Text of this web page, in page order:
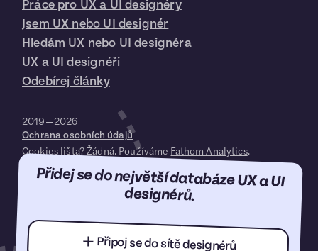
Práce pro UX a UI designéry
Jsem UX nebo UI designér
Hledám UX nebo UI designéra
UX a UI designéři
Odebírej články
2019—2026
Ochrana osobních údajů
Cookies lišta? Žádná. Používáme Fathom Analytics.
Přidej se do největší databáze UX a UI
designérů.
Připoj se do sítě designérů